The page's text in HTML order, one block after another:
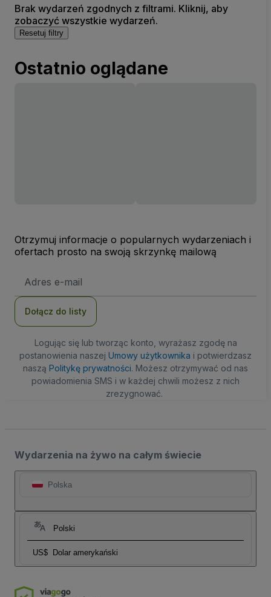
Brak wydarzeń zgodnych z filtrami. Kliknij, aby
zobaczyć wszystkie wydarzeń.
Resetuj filtry
Ostatnio oglądane
Otrzymuj informacje o popularnych wydarzeniach i
ofertach prosto na swoją skrzynkę mailową
e-
Dołącz do listy
Logując się lub tworząc konto, wyrażasz zgodę na
postanowienia naszej Umowy użytkownika i potwierdzasz
naszą Politykę prywatności. Możesz otrzymywać od nas
powiadomienia SMS i w każdej chwili możesz z nich
zrezygnować.
Wydarzenia na żywo na całym świecie
Polska
Polski
US$ Dolar amerykański